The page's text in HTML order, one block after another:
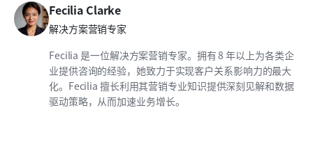
Fecilia Clarke
解决方案营销专家
Fecilia 是一位解决方案营销专家。拥有 8 年以上为各类企
业提供咨询的经验，她致力于实现客户关系影响力的最大
化。Fecilia 擅长利用其营销专业知识提供深刻见解和数据
驱动策略，从而加速业务增长。